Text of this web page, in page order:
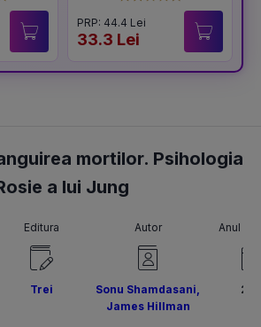
PRP: 44.4 Lei
33.3 Lei
mortilor. Psihologia
a lui Jung
Editura
Trei
Autor
Sonu Shamdasani
James Hillman
Anul